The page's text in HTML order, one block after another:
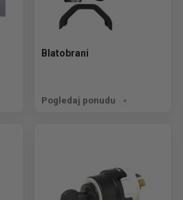
Blatobrani
Pogledaj ponudu